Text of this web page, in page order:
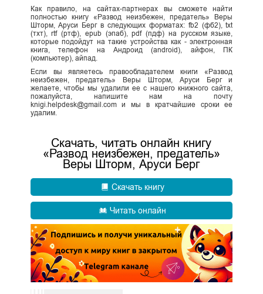
Как правило, на сайтах-партнерах вы сможете найти
полностью книгу «Развод неизбежен, предатель» Веры
Шторм, Аруси Берг в следующих форматах: fb2 (фб2), txt
(тхт), rtf (ртф), epub (эпаб), pdf (пдф) на русском языке,
которые подойдут на такие устройства как - электронная
книга, телефон на Андроид (android), айфон, ПК
(компьютер), айпад.
Если вы являетесь правообладателем книги «Развод
неизбежен, предатель» Веры Шторм, Аруси Берг и
желаете, чтобы мы удалили ее с нашего книжного сайта,
пожалуйста, напишите нам на почту
knigi.helpdesk@gmail.com и мы в кратчайшие сроки ее
удалим.
Скачать, читать онлайн книгу
«Развод неизбежен, предатель»
Веры Шторм, Аруси Берг
Скачать книгу
Читать онлайн